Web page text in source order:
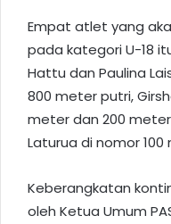
Empat atlet yang
pada kategori U-18
Hattu dan Paulina
800 meter putri,
meter dan 200
Laturua di nomor
Keberangkatan
oleh Ketua Umum